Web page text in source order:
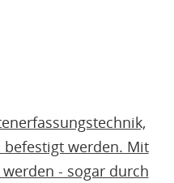
befestigt werden. Mit
- sogar durch